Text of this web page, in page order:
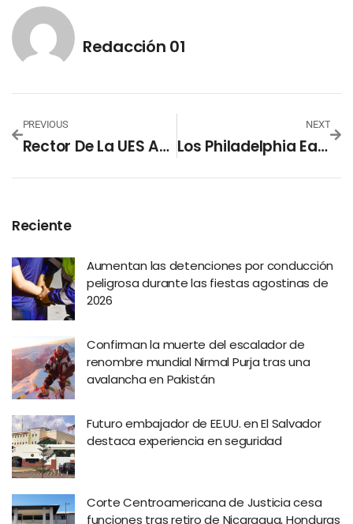
Redacción 01
PREVIOUS
Rector De La UES Anuncia Cierre De Inscripciones Para El Examen De Admisión 2025
NEXT
Los Philadelphia Eagles Se Llevan La Victoria En El Primer Partido De La NFL En Sudamérica
Reciente
Aumentan las detenciones por conducción
peligrosa durante las fiestas agostinas de
2026
Confirman la muerte del escalador de
renombre mundial Nirmal Purja tras una
avalancha en Pakistán
Futuro embajador de EE.UU. en El Salvador
destaca experiencia en seguridad
Corte Centroamericana de Justicia cesa
funciones tras retiro de Nicaragua, Honduras